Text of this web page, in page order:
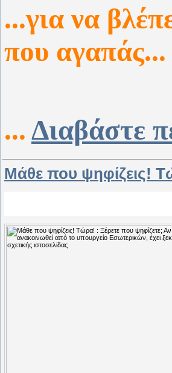
...για να
που αγαπάς...
... Διαβάστε
Μάθε που ψηφίζεις!